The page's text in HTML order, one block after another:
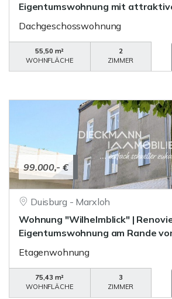
Eigentumswohnung mit
Dachgeschosswohnung
55,50 m²
WOHNFLÄCHE
2
ZIMMER
99.000,- €
Duisburg - Marxloh
Wohnung "Wilhelmblick" |
Eigentumswohnung am Rande
Etagenwohnung
75,43 m²
WOHNFLÄCHE
3
ZIMMER